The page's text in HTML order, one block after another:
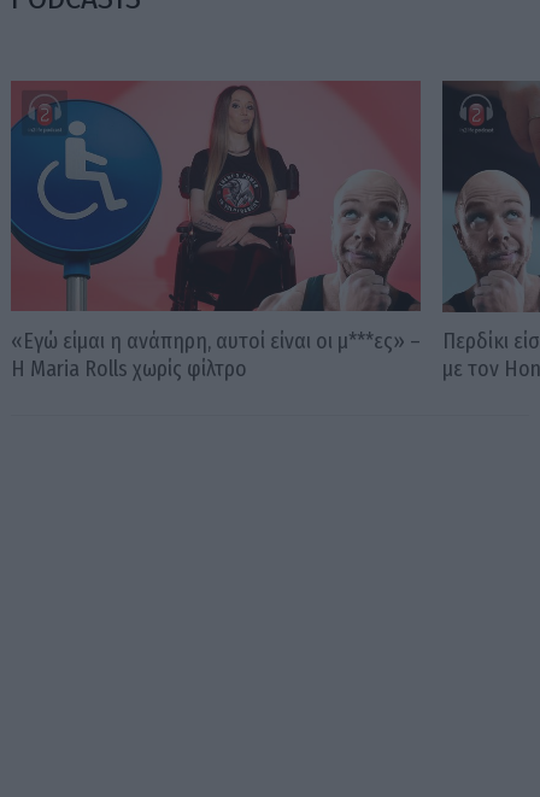
«Εγώ είμαι η ανάπηρη, αυτοί είναι οι μ***ες» –
Η Maria Rolls χωρίς φίλτρο
Περδίκι
με τον